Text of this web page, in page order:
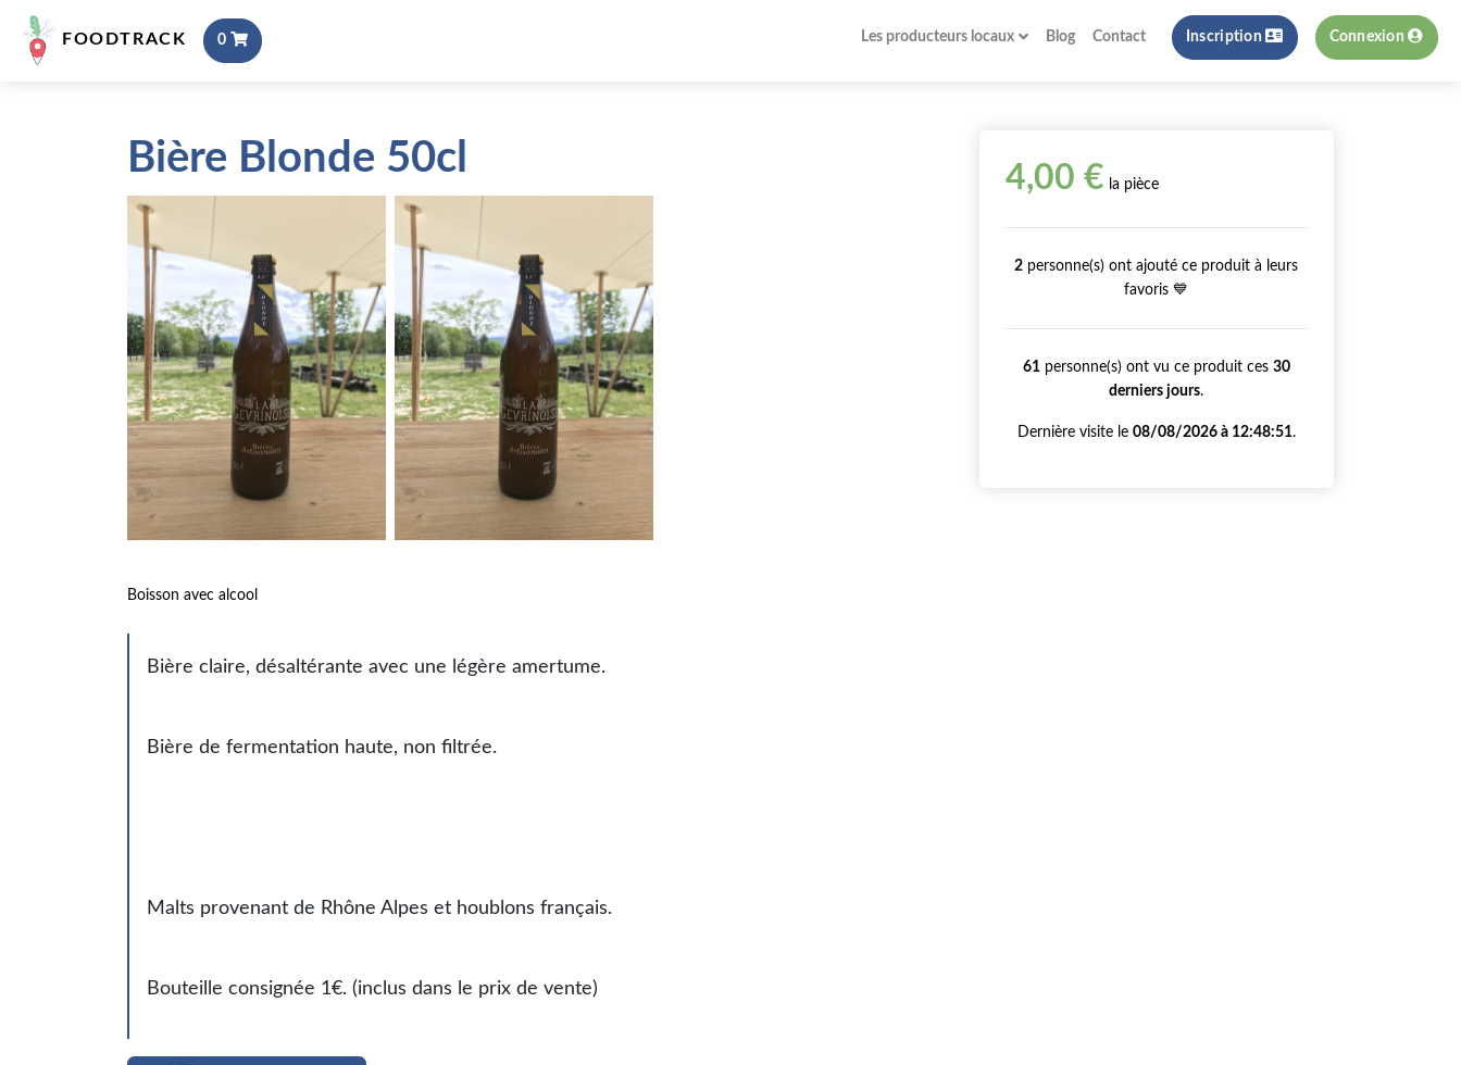
FOODTRACK 0 Les producteurs locaux Blog Contact Inscription Connexion
Bière Blonde 50cl
Boisson avec alcool
Bière claire, désaltérante avec une légère amertume.
Bière de fermentation haute, non filtrée.
Malts provenant de Rhône Alpes et houblons français.
Bouteille consignée 1€. (inclus dans le prix de vente)
4,00 € la pièce
2 personne(s) ont ajouté ce produit à leurs
favoris 💙
61personne(s) ont vu ce produit ces 30
derniers jours.
Dernière visite le 08/08/2026 à 12:48:51.